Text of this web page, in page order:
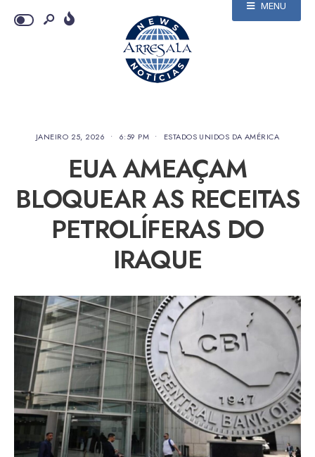
MENU
JANEIRO 25, 2026 • 6:59 PM • ESTADOS UNIDOS DA AMÉRICA
EUA AMEAÇAM
BLOQUEAR AS RECEITAS
PETROLÍFERAS DO
IRAQUE